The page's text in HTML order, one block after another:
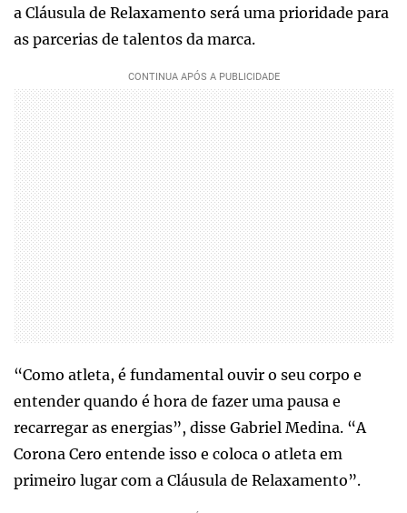
a Cláusula de Relaxamento será uma prioridade para
as parcerias de talentos da marca.
“Como atleta, é fundamental ouvir o seu corpo e
entender quando é hora de fazer uma pausa e
recarregar as energias”, disse Gabriel Medina. “A
Corona Cero entende isso e coloca o atleta em
primeiro lugar com a Cláusula de Relaxamento”.